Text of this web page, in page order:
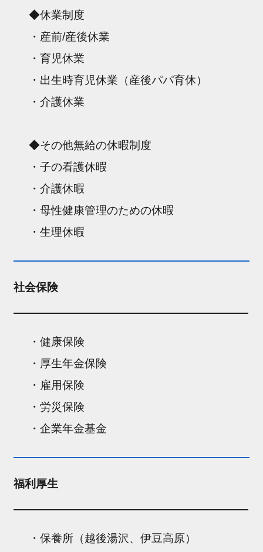
◆休業制度
・産前/産後休業
・育児休業
・出生時育児休業（産後パパ育休）
・介護休業
◆その他無給の休暇制度
・子の看護休暇
・介護休暇
・母性健康管理のための休暇
・生理休暇
社会保険
・健康保険
・厚生年金保険
・雇用保険
・労災保険
・企業年金基金
福利厚生
・保養所（越後湯沢、伊豆高原）